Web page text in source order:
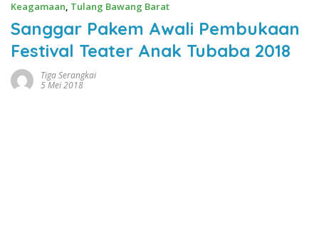
Keagamaan, Tulang Bawang Barat
Sanggar Pakem Awali Pembukaan
Festival Teater Anak Tubaba 2018
Tiga Serangkai
5 Mei 2018